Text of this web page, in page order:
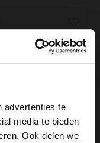
advertenties te
media te bieden
Ook delen we
×